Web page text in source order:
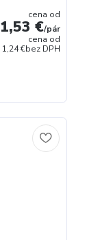
cena od
1,53 €/pár
cena od
1,24 €bez DPH